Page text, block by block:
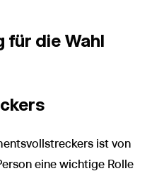
für die Wahl
ist von
eine wichtige Rolle